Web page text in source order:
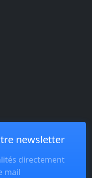
newsletter
directement
mail